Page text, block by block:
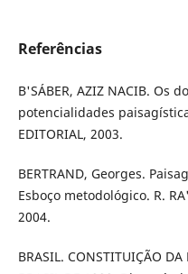
Referências
B'SÁBER, AZIZ NACIB. Os
potencialidades
EDITORIAL, 2003.
BERTRAND, Georges.
Esboço metodológico. R.
2004.
BRASIL. CONSTITUIÇÃO DA